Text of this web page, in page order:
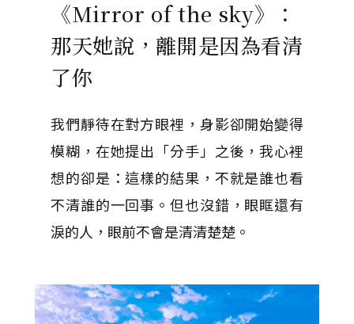
《Mirror of the sky》：
那天她說，離開是因為看清
了你
我們靜待在對方眼裡，身影卻開始變得
模糊，在她提出「分手」之後，我心裡
想的卻是：這樣的結果，不就是誰也看
不清誰的一回事。但也沒錯，眼眶還有
淚的人，眼前不會是清清楚楚。